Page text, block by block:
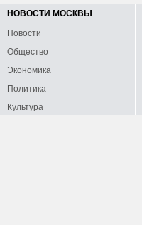
НОВОСТИ МОСКВЫ
Новости
Общество
Экономика
Политика
Культура